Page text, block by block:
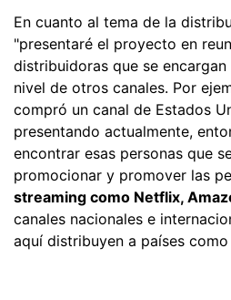
En cuanto al tema de la
"presentaré el proyecto en
distribuidoras que se
nivel de otros canales. Por
compró un canal de Estados
presentando actualmente,
encontrar esas personas que
promocionar y promover las
streaming como Netflix,
canales nacionales e
aquí distribuyen a países como